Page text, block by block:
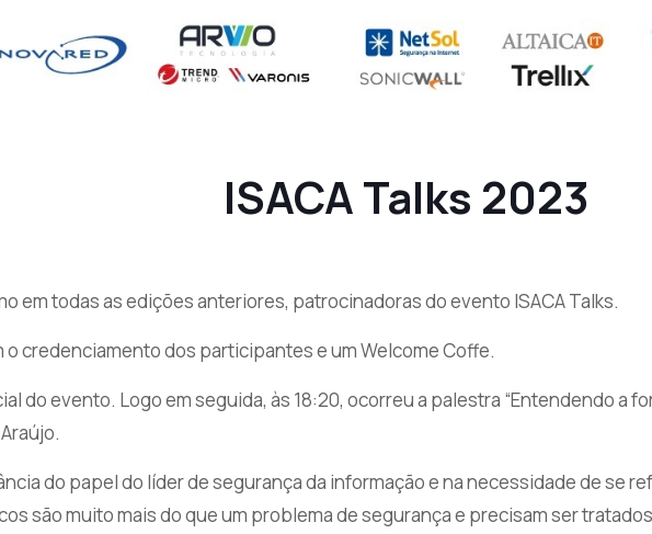
ISACA Talks 2023
em todas as edições anteriores, patrocinadoras do evento ISACA Talks.
o credenciamento dos participantes e um Welcome Coffe.
do evento. Logo em seguida, às 18:20, ocorreu a palestra “Entendendo a
do papel do líder de segurança da informação e na necessidade de se
são muito mais do que um problema de segurança e precisam ser